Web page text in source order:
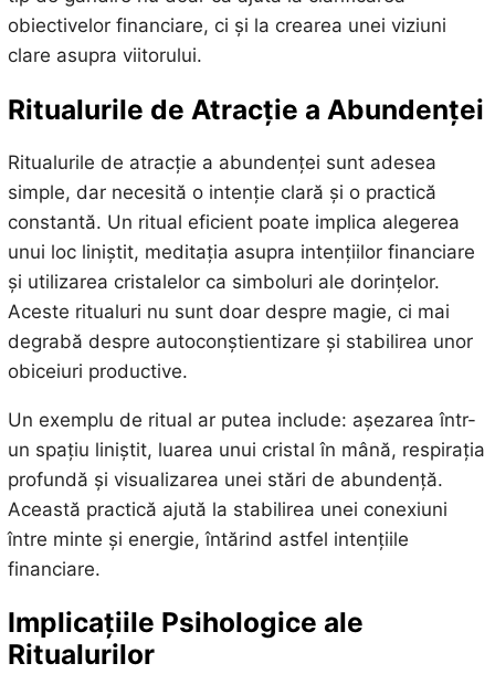
obiectivelor financiare, ci și la crearea unei viziuni
clare asupra viitorului.
Ritualurile de Atracție a Abundenței
Ritualurile de atracție a abundenței sunt adesea
simple, dar necesită o intenție clară și o practică
constantă. Un ritual eficient poate implica alegerea
unui loc liniștit, meditația asupra intențiilor financiare
și utilizarea cristalelor ca simboluri ale dorințelor.
Aceste ritualuri nu sunt doar despre magie, ci mai
degrabă despre autoconștientizare și stabilirea unor
obiceiuri productive.
Un exemplu de ritual ar putea include: așezarea într-
un spațiu liniștit, luarea unui cristal în mână, respirația
profundă și visualizarea unei stări de abundență.
Această practică ajută la stabilirea unei conexiuni
între minte și energie, întărind astfel intențiile
financiare.
Implicațiile Psihologice ale
Ritualurilor